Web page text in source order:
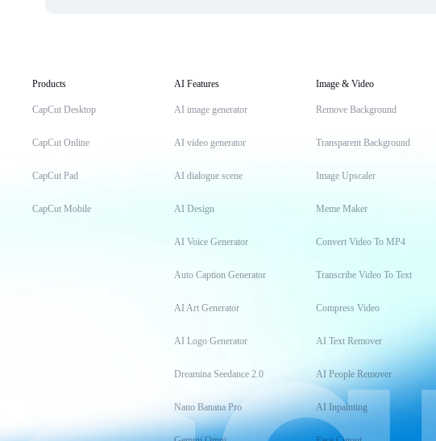
Products
CapCut Desktop
CapCut Online
CapCut Pad
CapCut Mobile
AI Features
AI image generator
AI video generator
AI dialogue scene
AI Design
AI Voice Generator
Auto Caption Generator
AI Art Generator
AI Logo Generator
Dreamina Seedance 2.0
Nano Banana Pro
Image & Video
Remove Background
Transparent Background
Image Upscaler
Meme Maker
Convert Video To MP4
Transcribe Video To Text
Compress Video
AI Text Remover
AI People Remover
AI Inpainting